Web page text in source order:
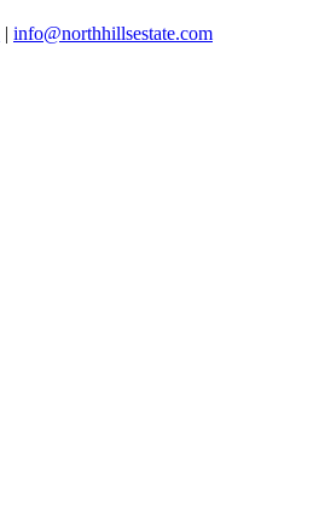
| info@northhillsestate.com